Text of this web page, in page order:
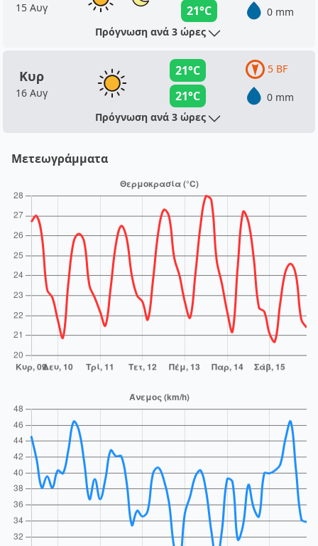
15 Αυγ
21°C
0 mm
Πρόγνωση ανά 3 ώρες
Κυρ
16 Αυγ
21°C
21°C
5 BF
0 mm
Πρόγνωση ανά 3 ώρες
Μετεωγράμματα